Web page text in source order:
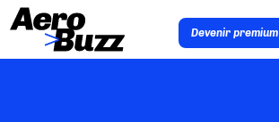
Devenir premium